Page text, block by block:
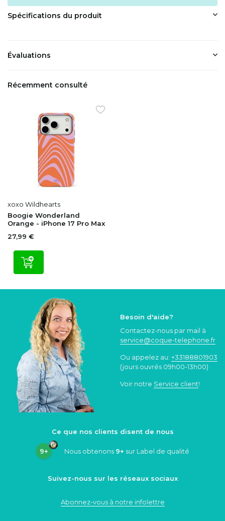
Spécifications du produit
Évaluations
Récemment consulté
xoxo Wildhearts
Boogie Wonderland
Orange - iPhone 17 Pro Max
27,99 €
Besoin d'aide?
Contactez-nous par mail à
service@coque-telephone.fr
Ou appelez au: +33188801903
(jours ouvrés 09h00-13h00)
Voir notre Service client!
Ce que nos clients disent de nous
9+ Nous obtenons 9+ sur Label de qualité
Suivez-nous sur les réseaux sociaux
Abonnez-vous à notre infolettre